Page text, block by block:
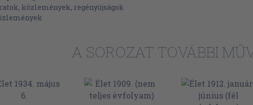
munka
1016
523
603
közlemények, regényújságok
A SOROZAT TOVÁBBI